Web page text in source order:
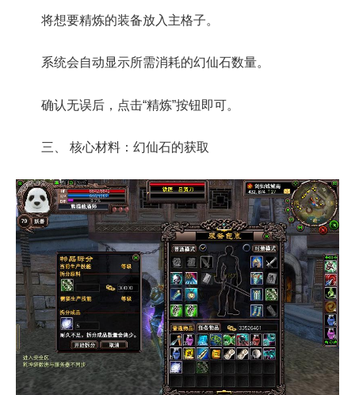
将想要精炼的装备放入主格子。
系统会自动显示所需消耗的幻仙石数量。
确认无误后，点击“精炼”按钮即可。
三、 核心材料：幻仙石的获取